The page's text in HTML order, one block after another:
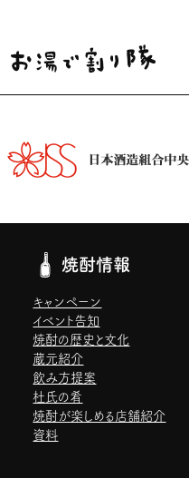
焼酎情報
キャンペーン
イベント告知
焼酎の歴史と文化
蔵元紹介
飲み方提案
杜氏の肴
焼酎が楽しめる店舗紹介
資料